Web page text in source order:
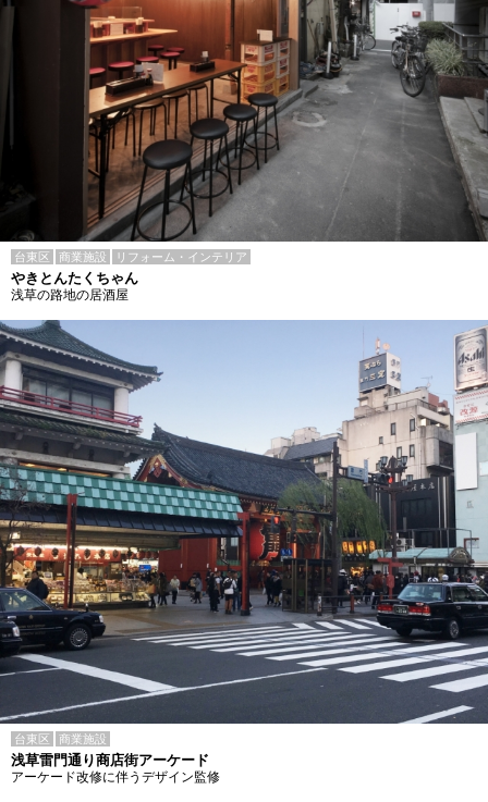
台東区 商業施設 リフォーム・インテリア
やきとんたくちゃん
浅草の路地の居酒屋
台東区 商業施設
浅草雷門通り商店街アーケード
アーケード改修に伴うデザイン監修